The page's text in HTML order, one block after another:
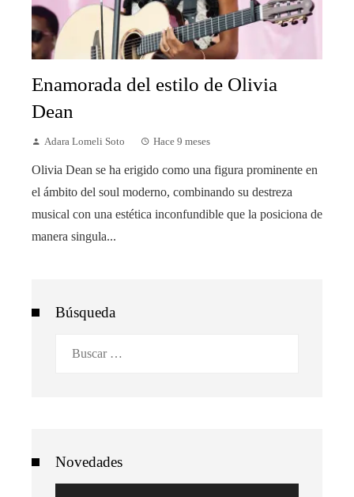
Enamorada del estilo de Olivia
Dean
Adara Lomeli Soto Hace 9 meses
Olivia Dean se ha erigido como una figura prominente en
el ámbito del soul moderno, combinando su destreza
musical con una estética inconfundible que la posiciona de
manera singula...
Búsqueda
Novedades